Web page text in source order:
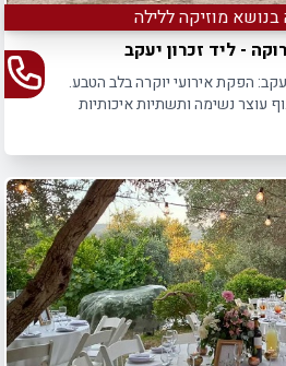
בנושא מוזיקה ללילה
- ליד זכרון יעקב
הפקת אירועי יוקרה בלב הטבע.
עוצר נשימה ותשתיות איכותיות